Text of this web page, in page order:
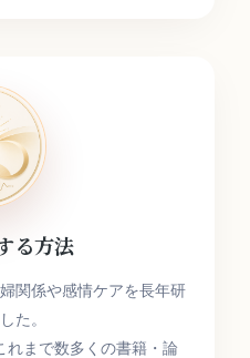
る方法
関係や感情ケアを長年研
た。
れまで数多くの書籍・論